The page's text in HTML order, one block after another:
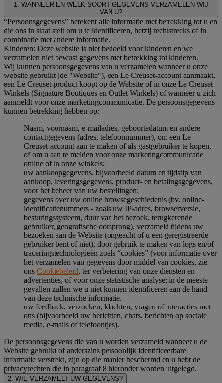
1. WANNEER EN WELK SOORT GEGEVENS VERZAMELEN WIJ
VAN U?
“Persoonsgegevens” betekent alle informatie met betrekking tot u en
die ons in staat stelt om u te identificeren, hetzij rechtstreeks of in
combinatie met andere informatie.
Kinderen: Deze website is niet bedoeld voor kinderen en we
verzamelen niet bewust gegevens met betrekking tot kinderen.
Wij kunnen persoonsgegevens van u verzamelen wanneer u onze
website gebruikt (de "Website"), een Le Creuset-account aanmaakt,
een Le Creuset-product koopt op de Website of in onze Le Creuset
Winkels (Signature Boutiques en Outlet Winkels) of wanneer u zich
aanmeldt voor onze marketingcommunicatie. De persoonsgegevens
kunnen betrekking hebben op:
Naam, voornaam, e-mailadres, geboortedatum en andere
contactgegevens (adres, telefoonnummer), om een Le
Creuset-account aan te maken of als gastgebruiker te kopen,
of om u aan te melden voor onze marketingcommunicatie
online of in onze winkels;
uw aankoopgegevens, bijvoorbeeld datum en tijdstip van
aankoop, leveringsgegevens, product- en betalingsgegevens,
voor het beheer van uw bestellingen;
gegevens over uw online browsegeschiedenis (bv. online-
identificatienummers - zoals uw IP-adres, browserversie,
besturingssysteem, duur van het bezoek, terugkerende
gebruiker, geografische oorsprong), verzameld tijdens uw
bezoeken aan de Website (ongeacht of u een geregistreerde
gebruiker bent of niet), door gebruik te maken van logs en/of
traceringstechnologieën zoals “cookies” (voor informatie over
het verzamelen van gegevens door middel van cookies, zie
ons Cookiebeleid, ter verbetering van onze diensten en
advertenties, of voor onze statistische analyse; in de meeste
gevallen zullen we u niet kunnen identificeren aan de hand
van deze technische informatie.
uw feedback, verzoeken, klachten, vragen of interacties met
ons (bijvoorbeeld uw berichten, chats, berichten op sociale
media, e-mails of telefoontjes).
De persoonsgegevens die van u worden verzameld wanneer u de
Website gebruikt of anderszins persoonlijk identificeerbare
informatie verstrekt, zijn op die manier beschermd en u hebt de
privacyrechten die in paragraaf 8 hieronder worden uitgelegd.
2. WIE VERZAMELT UW GEGEVENS?